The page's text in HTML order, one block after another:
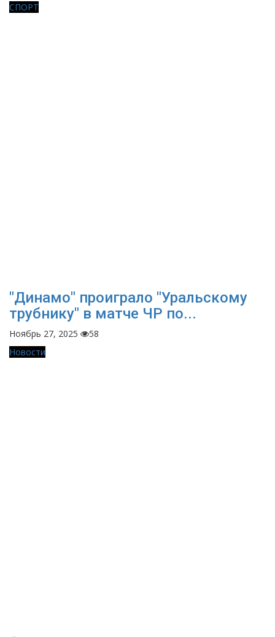
СПОРТ
"Динамо" проиграло "Уральскому
трубнику" в матче ЧР по...
Ноябрь 27, 2025
58
Новости